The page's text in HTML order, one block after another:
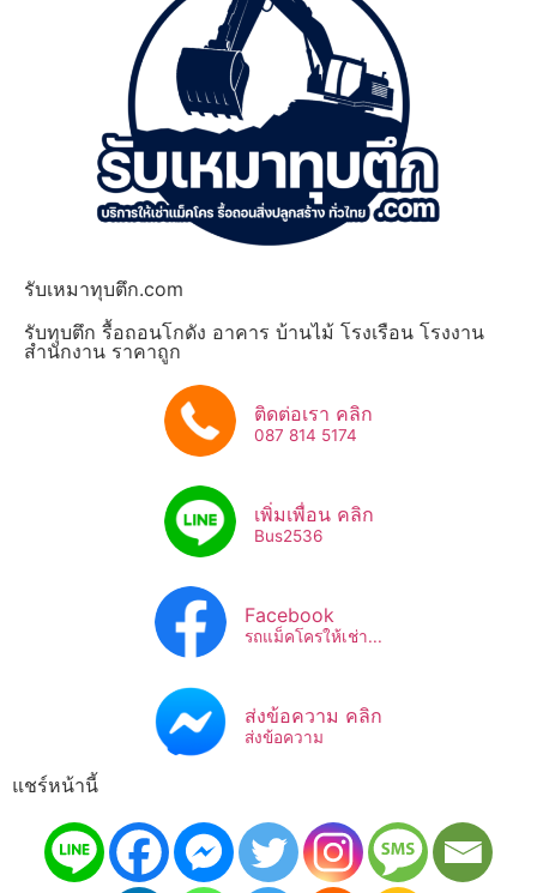
รับเหมาทุบตึก.com
รับทุบตึก รื้อถอนโกดัง อาคาร บ้านไม้ โรงเรือน โรงงาน
สำนักงาน ราคาถูก
ติดต่อเรา คลิก
087 814 5174
เพิ่มเพื่อน คลิก
Bus2536​
Facebook
รถแม็คโครให้เช่า...
ส่งข้อความ คลิก
ส่งข้อความ
แชร์หน้านี้